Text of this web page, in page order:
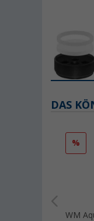
DAS
%
WM